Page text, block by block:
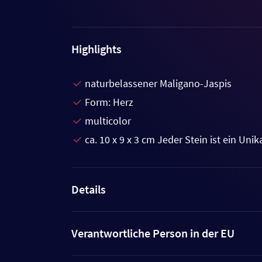
Highlights
naturbelassener Maligano-Jaspis
Form: Herz
multicolor
ca. 10 x 9 x 3 cm Jeder Stein ist ein
Details
Verantwortliche Person in der EU